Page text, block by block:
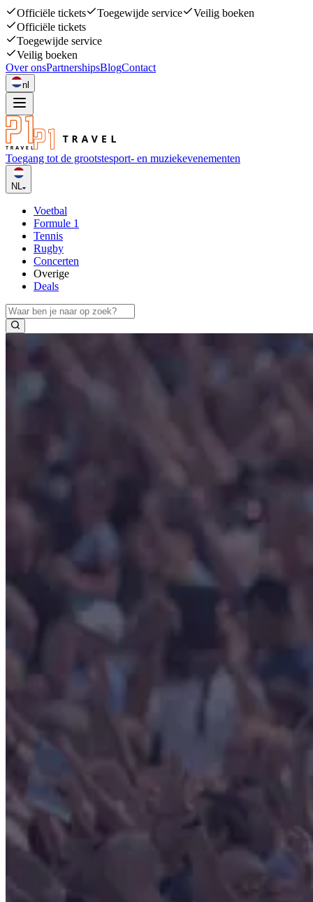
Officiële tickets Toegewijde service
Veilig boeken
Officiële tickets
Toegewijde service
Veilig boeken
Over onsPartnershipsBlogContact
nl
Toegang tot de grootstesport- en muziekevenementen
NL
Voetbal
Formule 1
Tennis
Rugby
Concerten
Overige
Deals